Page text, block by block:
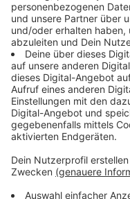
Bruchteil eines
Norbert Czerwinski
auch nicht, dass die
entfernt von der
Düsseldorfer zu
klar: Die Ratsperiode
schwarz-grün - und
Verhältnis zum OB
belasten.
Anzeige